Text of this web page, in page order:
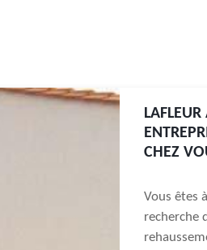
CHEZ
Vous êtes
recherche